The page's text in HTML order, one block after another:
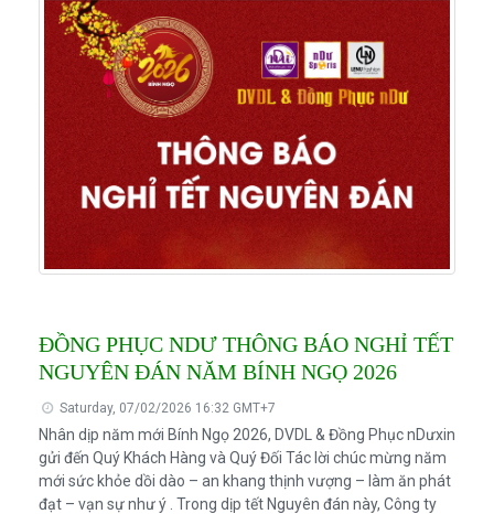
ĐỒNG PHỤC NDƯ THÔNG BÁO NGHỈ TẾT
NGUYÊN ĐÁN NĂM BÍNH NGỌ 2026
Saturday, 07/02/2026 16:32 GMT+7
Nhân dịp năm mới Bính Ngọ 2026, DVDL & Đồng Phục nDưxin
gửi đến Quý Khách Hàng và Quý Đối Tác lời chúc mừng năm
mới sức khỏe dồi dào – an khang thịnh vượng – làm ăn phát
đạt – vạn sự như ý . Trong dịp tết Nguyên đán này, Công ty